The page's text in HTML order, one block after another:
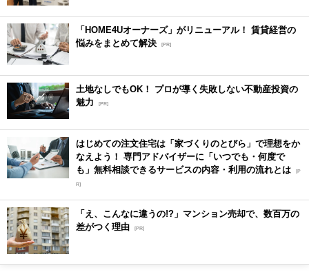
「HOME4Uオーナーズ」がリニューアル！ 賃貸経営の
悩みをまとめて解決 [PR]
土地なしでもOK！ プロが導く失敗しない不動産投資の
魅力
[PR]
はじめての注文住宅は「家づくりのとびら」で理想をか
なえよう！ 専門アドバイザーに「いつでも・何度で
も」無料相談できるサービスの内容・利用の流れとは [P
R]
「え、こんなに違うの!?」マンション売却で、数百万の
差がつく理由 [PR]